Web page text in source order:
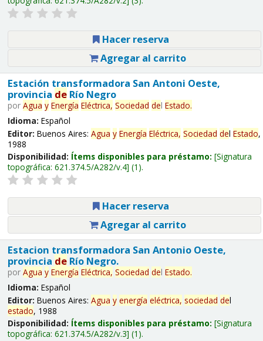
Hacer reserva
Agregar al carrito
Estación transformadora San Antoni Oeste,
provincia deRío Negro
por Agua y Energía Eléctrica, Sociedad del Estado.
Idioma: Español
Editor: Buenos Aires: Agua y Energía Eléctrica, Sociedad del Estado,
1988
Disponibilidad: Ítems disponibles para préstamo: Signatura
topográfica: 621.374.5/A282/v.4 (1).
Hacer reserva
Agregar al carrito
Estacion transformadora San Antonio Oeste,
provincia deRío Negro.
por Agua y Energía Eléctrica, Sociedad del Estado.
Idioma: Español
Editor: Buenos Aires: Agua y energía eléctrica, sociedad del
estado, 1988
Disponibilidad: Ítems disponibles para préstamo: Signatura
topográfica: 621.374.5/A282/v.3 (1).